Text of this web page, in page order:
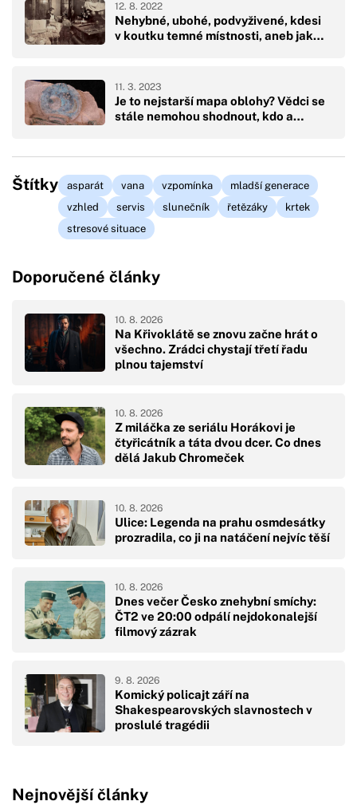
Nehybné, ubohé, podvyživené, kdesi
v koutku temné místnosti, aneb jak…
12. 8. 2022
Je to nejstarší mapa oblohy? Vědci se
stále nemohou shodnout, kdo a…
11. 3. 2023
Štítky asparát vana vzpomínka
mladší generace
vzhled
servis slunečník řetězáky
krtek
stresové situace
Doporučené články
Na Křivoklátě se znovu začne hrát o
všechno. Zrádci chystají třetí řadu
plnou tajemství
10. 8. 2026
Z miláčka ze seriálu Horákovi je
čtyřicátník a táta dvou dcer. Co dnes
dělá Jakub Chromeček
10. 8. 2026
Ulice: Legenda na prahu osmdesátky
prozradila, co ji na natáčení nejvíc těší
10. 8. 2026
Dnes večer Česko znehybní smíchy:
ČT2 ve 20:00 odpálí nejdokonalejší
filmový zázrak
10. 8. 2026
Komický policajt září na
Shakespearovských slavnostech v
proslulé tragédii
9. 8. 2026
Nejnovější články